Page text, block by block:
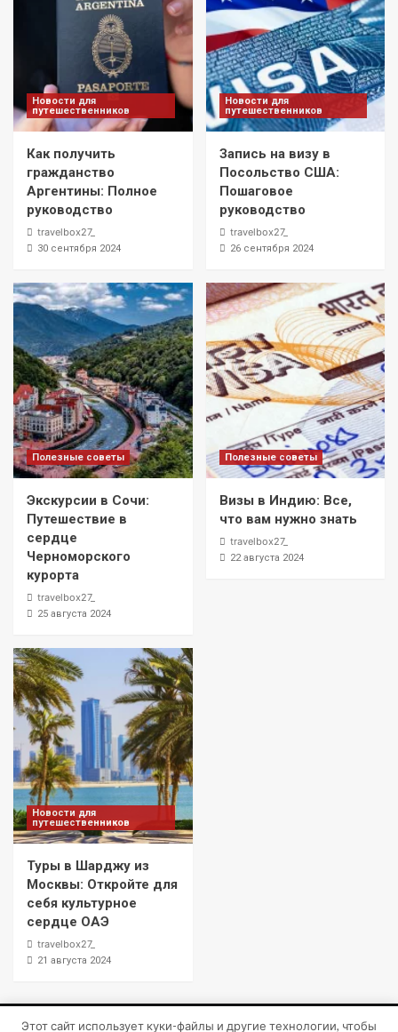
Новости для
путешественников
Как получить
гражданство
Аргентины: Полное
руководство
travelbox27_
30 сентября 2024
Новости для
путешественников
Запись на визу в
Посольство США:
Пошаговое
руководство
travelbox27_
26 сентября 2024
Полезные советы
Экскурсии в Сочи:
Путешествие в
сердце
Черноморского
курорта
travelbox27_
25 августа 2024
Полезные советы
Визы в Индию: Все,
что вам нужно знать
travelbox27_
22 августа 2024
Новости для
путешественников
Туры в Шарджу из
Москвы: Откройте для
себя культурное
сердце ОАЭ
travelbox27_
21 августа 2024
Этот сайт использует куки-файлы и другие технологии, чтобы